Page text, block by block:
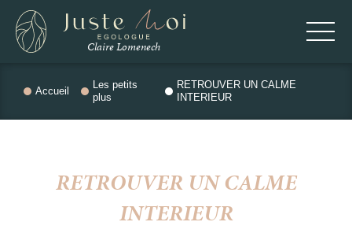
Claire Lomenech
Accueil
Les petits
plus
RETROUVER UN CALME
INTERIEUR
RETROUVER UN CALME
INTERIEUR
Panneau de gestion des cookies